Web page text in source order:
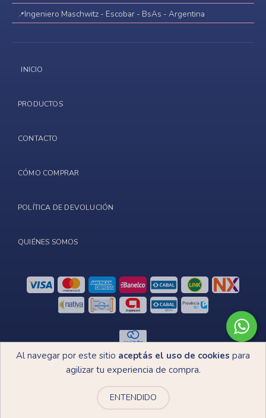
Al navegar por este sitio aceptás el uso de cookies para
agilizar tu experiencia de compra.
ENTENDIDO
Ingeniero Maschwitz - Escobar - BsAs - Argentina
INICIO
PRODUCTOS
CONTACTO
CÓMO COMPRAR
POLÍTICA DE DEVOLUCIÓN
QUIÉNES SOMOS
Copyright Henriette bordados - 2026. Todos los derechos reservados.
Defensa de las y los consumidores. Para reclamos
Botón de arrepentimiento